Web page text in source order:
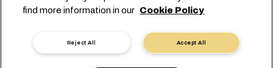
Solicitação de dados pessoais
Termos de Uso
Termos e Condições da Armadora
find more information in our Cookie Policy
Accept All
Reject All